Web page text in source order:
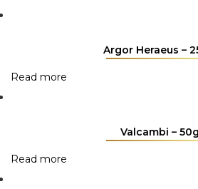
Argor Heraeus –
Read more
Valcambi – 50g
Read more